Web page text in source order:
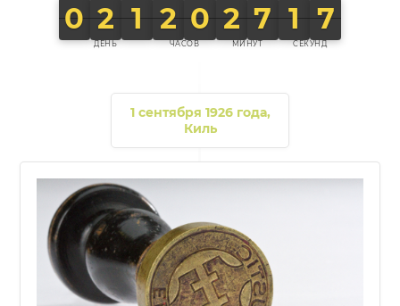
0 2 1
ДЕНЬ
2 0
ЧАСОВ
2 7
МИНУТ
1 4
СЕКУНД
1 сентября 1926 года,
Киль